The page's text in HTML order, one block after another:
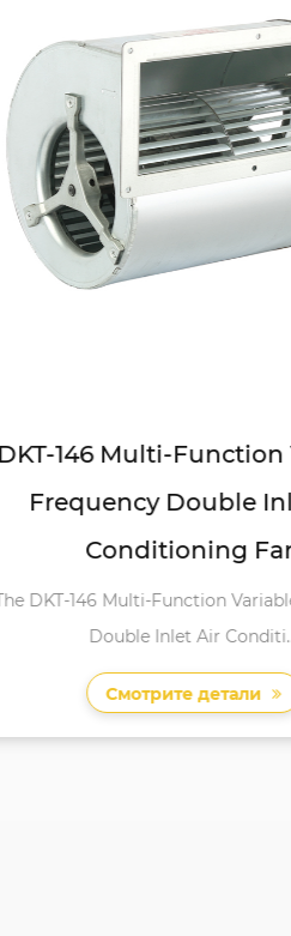
Variable
Inlet Air
Fan
Variable Frequency
Air Conditi...
детали